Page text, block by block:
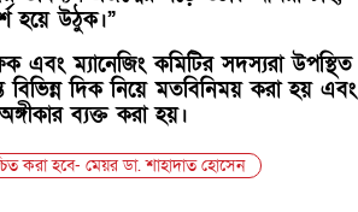
হয়ে উঠুক।”
এবং ম্যানেজিং কমিটির সদস্যরা উপস্থিত
বিভিন্ন দিক নিয়ে মতবিনিময় করা হয় এবং
ব্যক্ত করা হয়।
করা হবে- মেয়র ডা. শাহাদাত হোসেন